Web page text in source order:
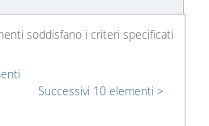
soddisfano i criteri specificati
Successivi 10 elementi